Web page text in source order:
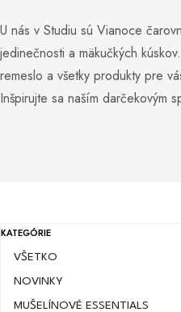
U nás v Studiu sú Vianoce
jedinečnosti a mäkučkých
remeslo a všetky produkty pre
Inšpirujte sa naším darčekovým
KATEGÓRIE
VŠETKO
NOVINKY
MUŠELÍNOVÉ ESSENTIALS